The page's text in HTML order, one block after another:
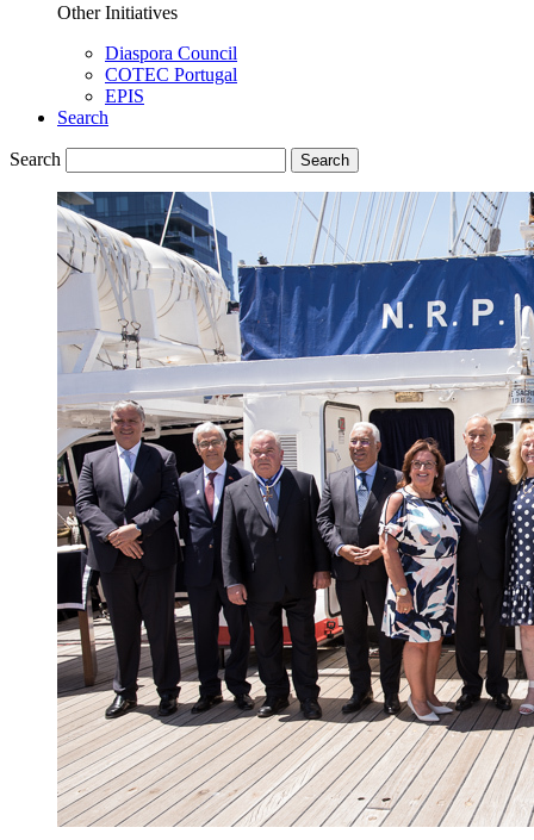
Other Initiatives
Diaspora Council
COTEC Portugal
EPIS
Search
Search Search